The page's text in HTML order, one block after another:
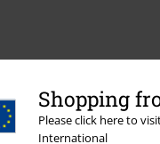
Shopping
Please click here to
International